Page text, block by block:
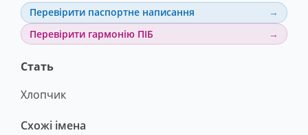
Перевірити паспортне написання
Перевірити гармонію ПІБ
Стать
Хлопчик
Схожі імена